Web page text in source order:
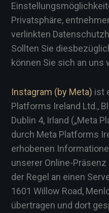
Privatsphäre,
verlinkten
Sollten Sie
können Sie sich an uns
Instagram (by Meta) ist
Platforms Ireland Ltd.,
Dublin 4, Irland („Meta
durch Meta Platforms
erhobenen
unserer Online-
der Regel an einen
1601 Willow Road,
übertragen und dort